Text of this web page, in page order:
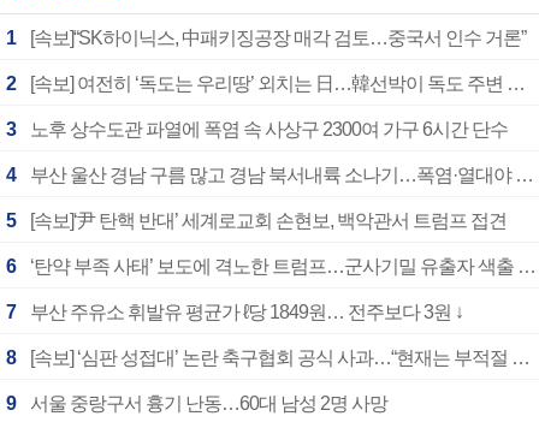
1 [속보]“SK하이닉스, 中패키징공장 매각 검토…중국서 인수 거론”
2 [속보] 여전히 ‘독도는 우리땅’ 외치는 日…韓선박이 독도 주변 해양조사 활동하자 반발
3 노후 상수도관 파열에 폭염 속 사상구 2300여 가구 6시간 단수
4 부산 울산 경남 구름 많고 경남 북서내륙 소나기…폭염·열대야 계속
5 [속보]‘尹 탄핵 반대’ 세계로교회 손현보, 백악관서 트럼프 접견
6 ‘탄약 부족 사태’ 보도에 격노한 트럼프…군사기밀 유출자 색출 지시
7 부산 주유소 휘발유 평균가 ℓ당 1849원… 전주보다 3원 ↓
8 [속보] ‘심판 성접대’ 논란 축구협회 공식 사과…“현재는 부적절 행위 없어”
9 서울 중랑구서 흉기 난동…60대 남성 2명 사망